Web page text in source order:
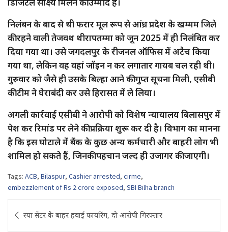
निलंबन के बाद से थी फरार मूल रूप से आंध्र प्रदेश के खम्मम जिले
की रहने वाली तेजवथ थीरापतम्मा को जून 2025 में ही निलंबित कर
दिया गया था। उसे जगदलपुर के रीजनल ऑफिस में अटैच किया
गया था, लेकिन वह वहां जॉइन न कर लगातार गायब चल रही थी।
गुरुवार को जैसे ही उसके बिल्हा आने की गुप्त सूचना मिली, एसीबी
की टीम ने घेराबंदी कर उसे हिरासत में ले लिया।
अगली कार्रवाई एसीबी ने आरोपी को विशेष न्यायालय बिलासपुर में
पेश कर रिमांड पर लेने की प्रक्रिया शुरू कर दी है। विभाग का मानना
है कि इस घोटाले में बैंक के कुछ अन्य कर्मचारी और बाहरी लोग भी
शामिल हो सकते हैं, जिनकी पहचान जल्द ही उजागर की जाएगी।
Tags: ACB, Bilaspur, Cashier arrested, cirme,
embezzlement of Rs 2 crore exposed, SBI Bilha branch
navigation
स्पा सेंटर के बाहर हवाई फायरिंग, दो आरोपी गिरफ्तार